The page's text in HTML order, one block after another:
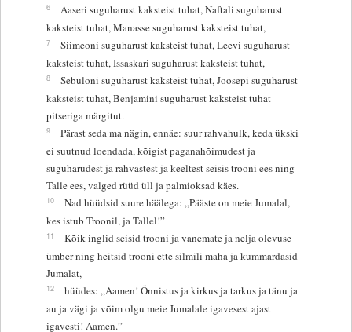
6
Aaseri suguharust kaksteist tuhat, Naftali suguharust
kaksteist tuhat, Manasse suguharust kaksteist tuhat,
7
Siimeoni suguharust kaksteist tuhat, Leevi suguharust
kaksteist tuhat, Issaskari suguharust kaksteist tuhat,
8
Sebuloni suguharust kaksteist tuhat, Joosepi suguharust
kaksteist tuhat, Benjamini suguharust kaksteist tuhat
pitseriga märgitut.
9
Pärast seda ma nägin, ennäe: suur rahvahulk, keda ükski
ei suutnud loendada, kõigist paganahõimudest ja
suguharudest ja rahvastest ja keeltest seisis trooni ees ning
Talle ees, valged rüüd üll ja palmioksad käes.
10
Nad hüüdsid suure häälega: „Pääste on meie Jumalal,
kes istub Troonil, ja Tallel!”
11
Kõik inglid seisid trooni ja vanemate ja nelja olevuse
ümber ning heitsid trooni ette silmili maha ja kummardasid
Jumalat,
12
hüüdes: „Aamen! Õnnistus ja kirkus ja tarkus ja tänu ja
au ja vägi ja võim olgu meie Jumalale igavesest ajast
igavesti! Aamen.”